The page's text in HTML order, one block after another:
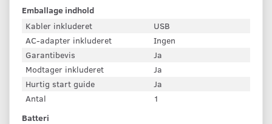
Emballage indhold
Kabler inkluderet
USB
AC-adapter inkluderet
Ingen
Garantibevis
Ja
Modtager inkluderet
Ja
Hurtig start guide
Ja
Antal
1
Batteri